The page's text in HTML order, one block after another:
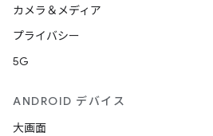
カメラ＆メディア
プライバシー
5G
ANDROID デバイス
大画面